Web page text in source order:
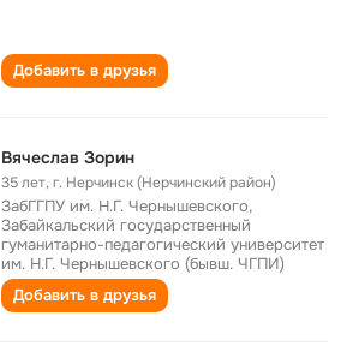
Добавить в друзья
Вячеслав Зорин
35 лет,г. Нерчинск (Нерчинский район)
ЗабГГПУ им. Н.Г. Чернышевского,
Забайкальский государственный
гуманитарно-педагогический университет
им. Н.Г. Чернышевского (бывш. ЧГПИ)
Добавить в друзья